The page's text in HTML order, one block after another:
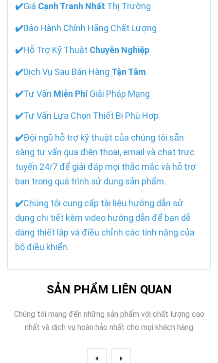
✔️Giá Cạnh Tranh Nhất Thị Trường
✔️Bảo Hành Chính Hãng Chất Lượng
✔️Hỗ Trợ Kỹ Thuật Chuyên Nghiệp
✔️Dịch Vụ Sau Bán Hàng Tận Tâm
✔️Tư Vấn Miễn PhíGiải Pháp Mạng
✔️Tư Vấn Lựa Chọn Thiết Bị Phù Hợp
✔️Đội ngũ hỗ trợ kỹ thuật của chúng tôi sẵn
sàng tư vấn qua điện thoại, email và chat trực
tuyến 24/7 để giải đáp mọi thắc mắc và hỗ trợ
bạn trong quá trình sử dụng sản phẩm.
✔️Chúng tôi cung cấp tài liệu hướng dẫn sử
dụng chi tiết kèm video hướng dẫn để bạn dễ
dàng thiết lập và điều chỉnh các tính năng của
bộ điều khiển.
SẢN PHẨM LIÊN QUAN
Chúng tôi mang đến những sản phẩm với chất lượng cao
nhất và dịch vụ hoàn hảo nhất cho mọi khách hàng